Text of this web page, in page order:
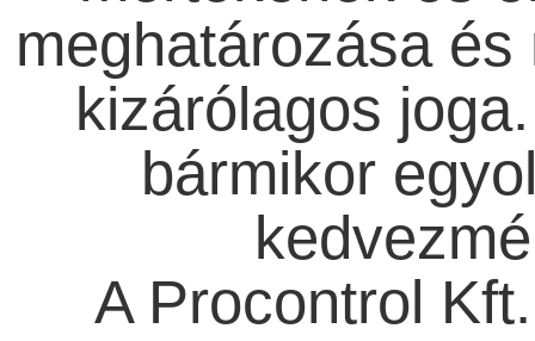
meghatározása
kizárólagos
bármikor
A Procontrol